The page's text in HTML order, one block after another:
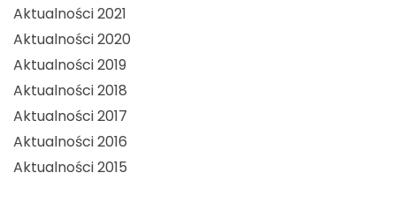
Aktualności 2021
Aktualności 2020
Aktualności 2019
Aktualności 2018
Aktualności 2017
Aktualności 2016
Aktualności 2015